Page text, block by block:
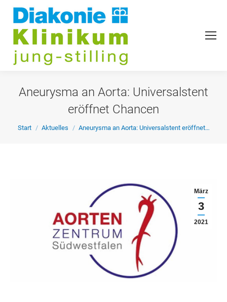
Aneurysma an Aorta: Universalstent
eröffnet Chancen
Sie befinden sich hier:
Start Aktuelles Aneurysma an Aorta: Universalstent eröffnet…
März
3
2021